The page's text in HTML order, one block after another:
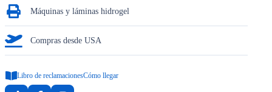
Máquinas y láminas hidrogel
Compras desde USA
Libro de reclamacionesCómo llegar